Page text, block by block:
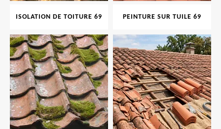
ISOLATION DE TOITURE 69 PEINTURE SUR TUILE 69